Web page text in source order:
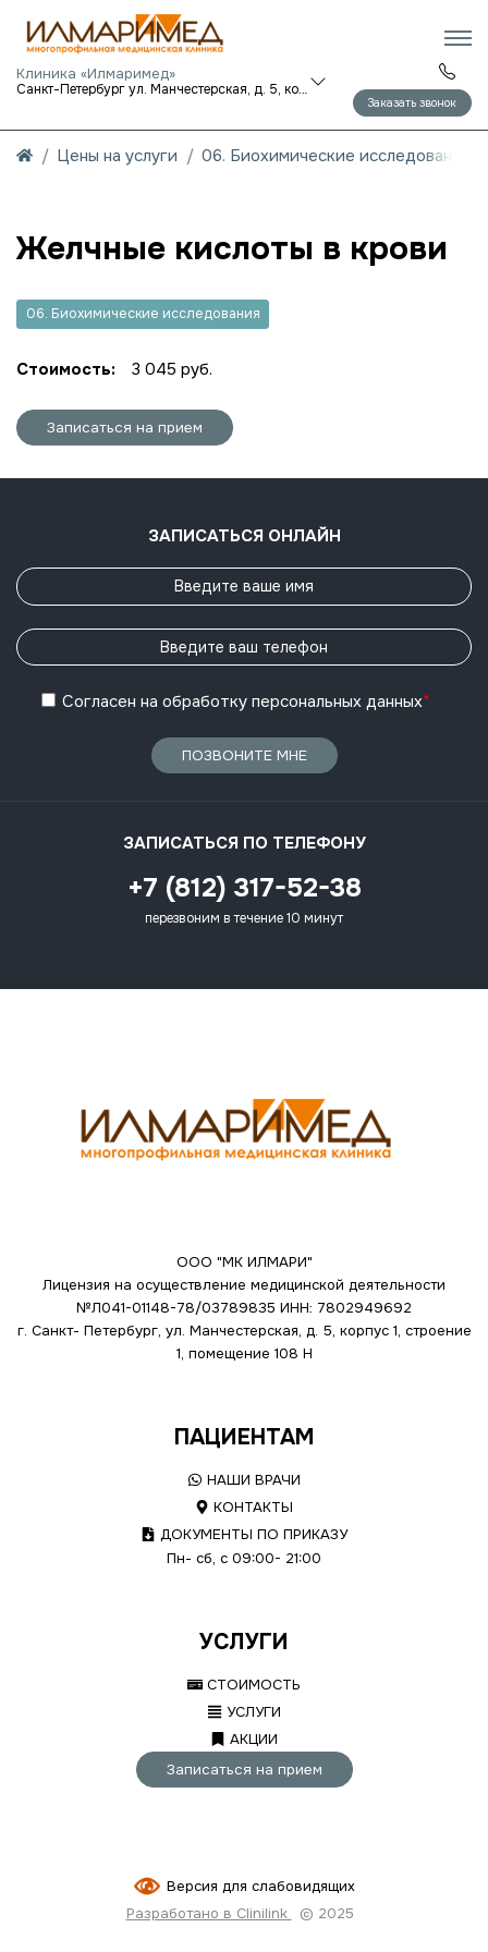
Клиника «Илмаримед»
Санкт-Петербург ул. Манчестерская, д. 5, корп. 1
Заказать звонок
Цены на услуги 06. Биохимические исследования
Желчные кислоты в крови
06. Биохимические исследования
Стоимость: 3 045 руб.
Записаться на прием
ЗАПИСАТЬСЯ ОНЛАЙН
Согласен на обработку персональных данных*
ПОЗВОНИТЕ МНЕ
ЗАПИСАТЬСЯ ПО ТЕЛЕФОНУ
+7 (812) 317-52-38
перезвоним в течение 10 минут
ООО "МК ИЛМАРИ"
Лицензия на осуществление медицинской деятельности
№Л041-01148-78/03789835 ИНН: 7802949692
г. Санкт- Петербург, ул. Манчестерская, д. 5, корпус 1, строение
1, помещение 108 Н
ПАЦИЕНТАМ
НАШИ ВРАЧИ
КОНТАКТЫ
ДОКУМЕНТЫ ПО ПРИКАЗУ
Пн- сб, с 09:00- 21:00
УСЛУГИ
СТОИМОСТЬ
УСЛУГИ
АКЦИИ
Записаться на прием
Версия для слабовидящих
Разработано в Clinilink
© 2025